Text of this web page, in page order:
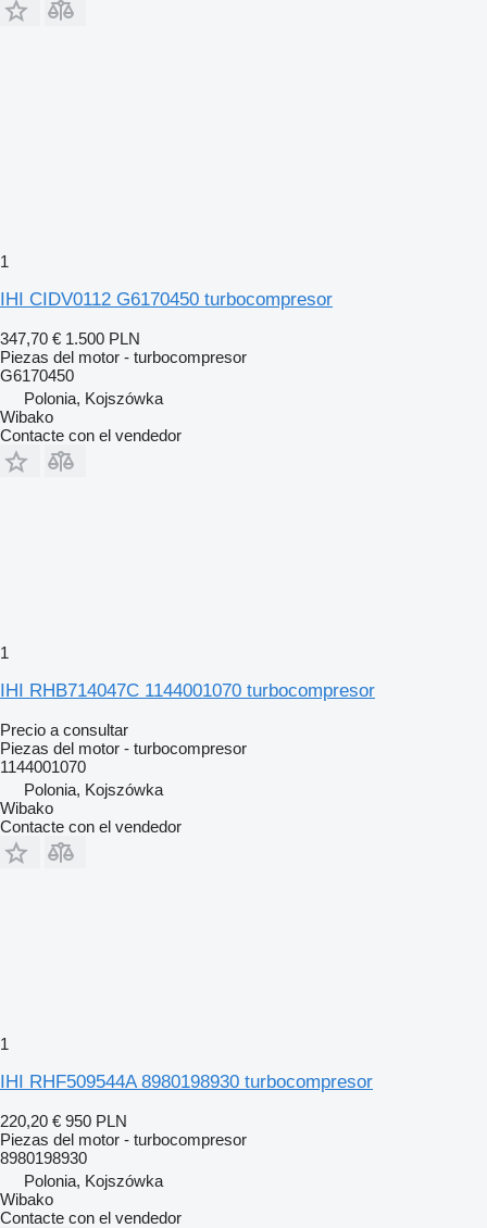
1
IHI CIDV0112 G6170450 turbocompresor
347,70 € 1.500 PLN
Piezas del motor - turbocompresor
G6170450
Polonia, Kojszówka
Wibako
Contacte con el vendedor
1
IHI RHB714047C 1144001070 turbocompresor
Precio a consultar
Piezas del motor - turbocompresor
1144001070
Polonia, Kojszówka
Wibako
Contacte con el vendedor
1
IHI RHF509544A 8980198930 turbocompresor
220,20 € 950 PLN
Piezas del motor - turbocompresor
8980198930
Polonia, Kojszówka
Wibako
Contacte con el vendedor